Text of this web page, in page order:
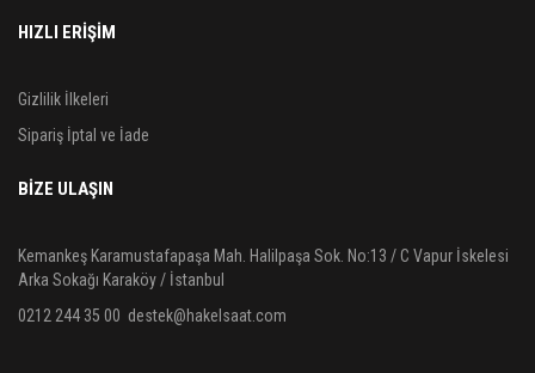
HIZLI ERİŞİM
Gizlilik İlkeleri
Sipariş İptal ve İade
BIZE ULAŞIN
Kemankeş Karamustafapaşa Mah. Halilpaşa Sok. No:13 / C Vapur İskelesi
Arka Sokağı Karaköy / İstanbul
0212 244 35 00 destek@hakelsaat.com